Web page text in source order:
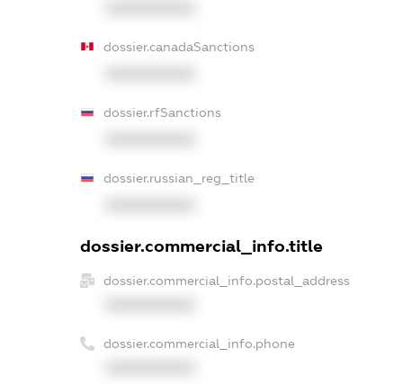
dossier.canadaSanctions
dossier.rfSanctions
dossier.russian_reg_title
dossier.commercial_info.title
dossier.commercial_info.postal_address
dossier.commercial_info.phone